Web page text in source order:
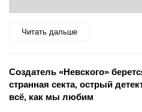
Читать дальше
Создатель «Невского»
странная секта, острый
всё, как мы любим